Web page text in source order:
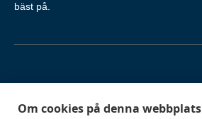
Om cookies på denna webbplats
bäst på.
Företagshälsa